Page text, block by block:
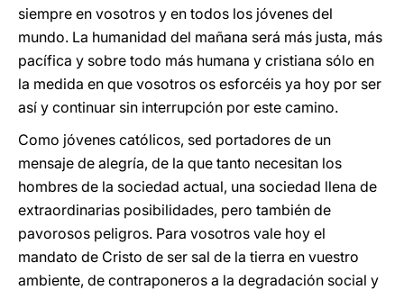
siempre en vosotros y en todos los jóvenes del
mundo. La humanidad del mañana será más justa, más
pacífica y sobre todo más humana y cristiana sólo en
la medida en que vosotros os esforcéis ya hoy por ser
así y continuar sin interrupción por este camino.
Como jóvenes católicos, sed portadores de un
mensaje de alegría, de la que tanto necesitan los
hombres de la sociedad actual, una sociedad llena de
extraordinarias posibilidades, pero también de
pavorosos peligros. Para vosotros vale hoy el
mandato de Cristo de ser sal de la tierra en vuestro
ambiente, de contraponeros a la degradación social y